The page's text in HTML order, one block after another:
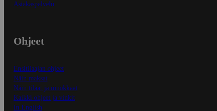
Asiakaspalvelu
Ohjeet
Ensitilaajan ohjeet
Näin maksat
Näin tilaat ja muokkaat
Kaikki ohjeet ja vinkit
In English